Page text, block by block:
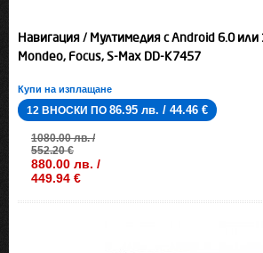
Навигация / Мултимедия с Android 6.0 или
Mondeo, Focus, S-Max DD-K7457
Купи на изплащане
12 ВНОСКИ ПО 86.95 лв. / 44.46 €
1080.00 лв. /
552.20 €
880.00 лв. /
449.94 €